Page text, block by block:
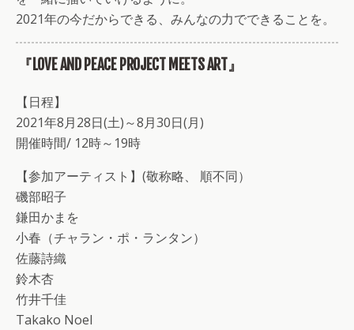
2021年の今だからできる、みんなの力でできることを。
『LOVE AND PEACE PROJECT MEETS ART』
【日程】
2021年8月28日(土)～8月30日(月)
開催時間/ 12時～19時
【参加アーティスト】(敬称略、 順不同）
磯部昭子
鎌田かまを
小春（チャラン・ポ・ランタン）
佐藤詩織
鈴木杏
竹井千佳
Takako Noel